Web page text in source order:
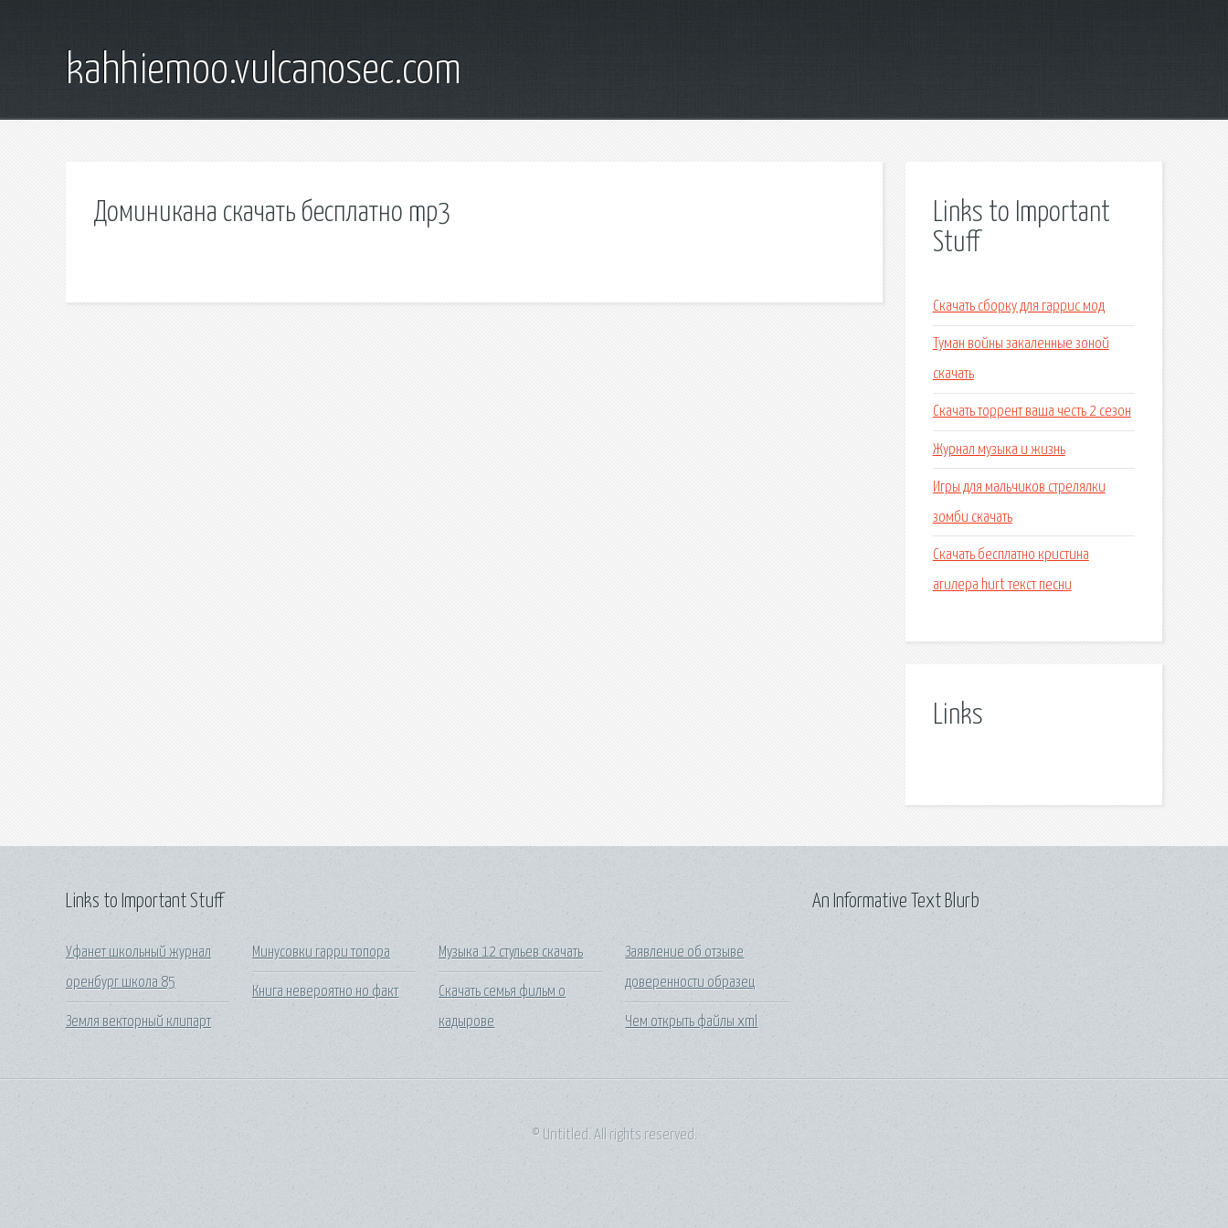
kahhiemoo.vulcanosec.com
Доминикана скачать бесплатно mp3
Links to Important
Stuff
Скачать сборку для гаррис мод
Туман войны закаленные зоной
скачать
Скачать торрент ваша честь 2 сезон
Журнал музыка и жизнь
Игры для мальчиков стрелялки
зомби скачать
Скачать бесплатно кристина
агилера hurt текст песни
Links
Links to Important Stuff
Уфанет школьный журнал
оренбург школа 85
Земля векторный клипарт
Минусовки гарри топора
Книга невероятно но факт
Музыка 12 стульев скачать
Скачать семья фильм о
кадырове
Заявление об отзыве
доверенности образец
Чем открыть файлы xml
An Informative Text Blurb
© Untitled. All rights reserved.